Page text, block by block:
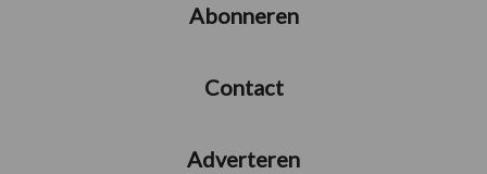
Abonneren
Contact
Adverteren